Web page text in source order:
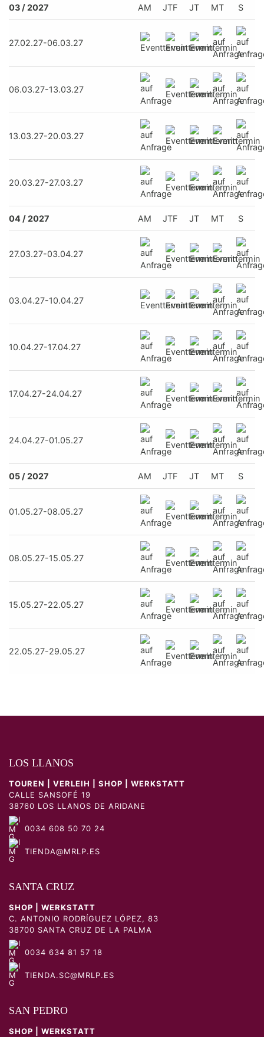
03 / 2027 AM JTF JT MT S
27.02.27-06.03.27
06.03.27-13.03.27
13.03.27-20.03.27
20.03.27-27.03.27
04 / 2027 AM JTF JT MT S
27.03.27-03.04.27
03.04.27-10.04.27
10.04.27-17.04.27
17.04.27-24.04.27
24.04.27-01.05.27
05 / 2027 AM JTF JT MT S
01.05.27-08.05.27
08.05.27-15.05.27
15.05.27-22.05.27
22.05.27-29.05.27
LOS LLANOS
TOUREN | VERLEIH | SHOP | WERKSTATT
CALLE SANSOFÉ 19
38760 LOS LLANOS DE ARIDANE
0034 608 50 70 24
TIENDA@MRLP.ES
SANTA CRUZ
SHOP | WERKSTATT
C. ANTONIO RODRÍGUEZ LÓPEZ, 83
38700 SANTA CRUZ DE LA PALMA
0034 634 81 57 18
TIENDA.SC@MRLP.ES
SAN PEDRO
SHOP | WERKSTATT